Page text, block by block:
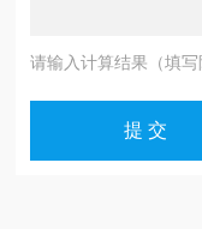
请输入计算结果（填